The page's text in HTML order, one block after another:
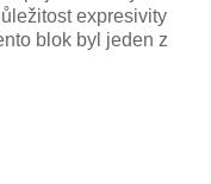
expresivity
blok byl jeden z